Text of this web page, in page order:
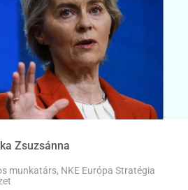
Zsuzsánna
munkatárs, NKE Európa Stratégia